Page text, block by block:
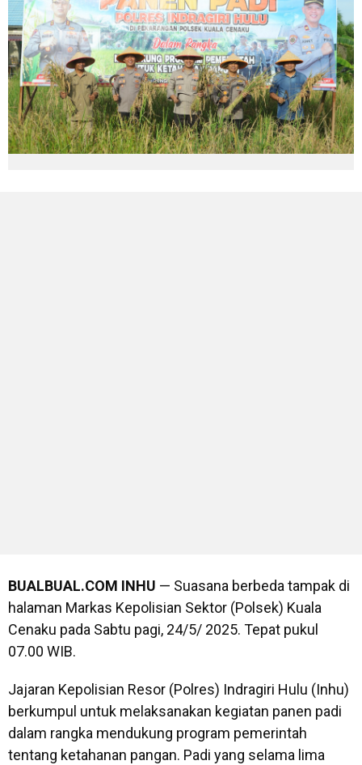
BUALBUAL.COM INHU — Suasana berbeda tampak di
halaman Markas Kepolisian Sektor (Polsek) Kuala
Cenaku pada Sabtu pagi, 24/5/ 2025. Tepat pukul
07.00 WIB.
Jajaran Kepolisian Resor (Polres) Indragiri Hulu (Inhu)
berkumpul untuk melaksanakan kegiatan panen padi
dalam rangka mendukung program pemerintah
tentang ketahanan pangan. Padi yang selama lima